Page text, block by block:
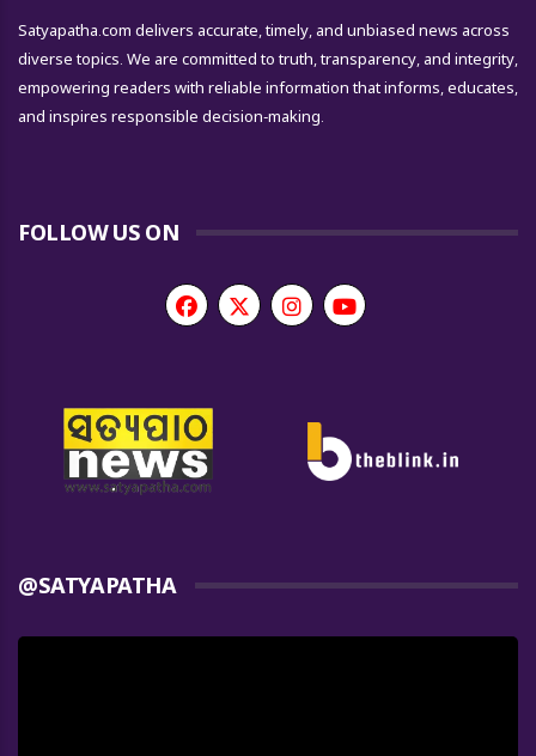
Satyapatha.com delivers accurate, timely, and unbiased news across
diverse topics. We are committed to truth, transparency, and integrity,
empowering readers with reliable information that informs, educates,
and inspires responsible decision-making.
FOLLOW US ON
@SATYAPATHA